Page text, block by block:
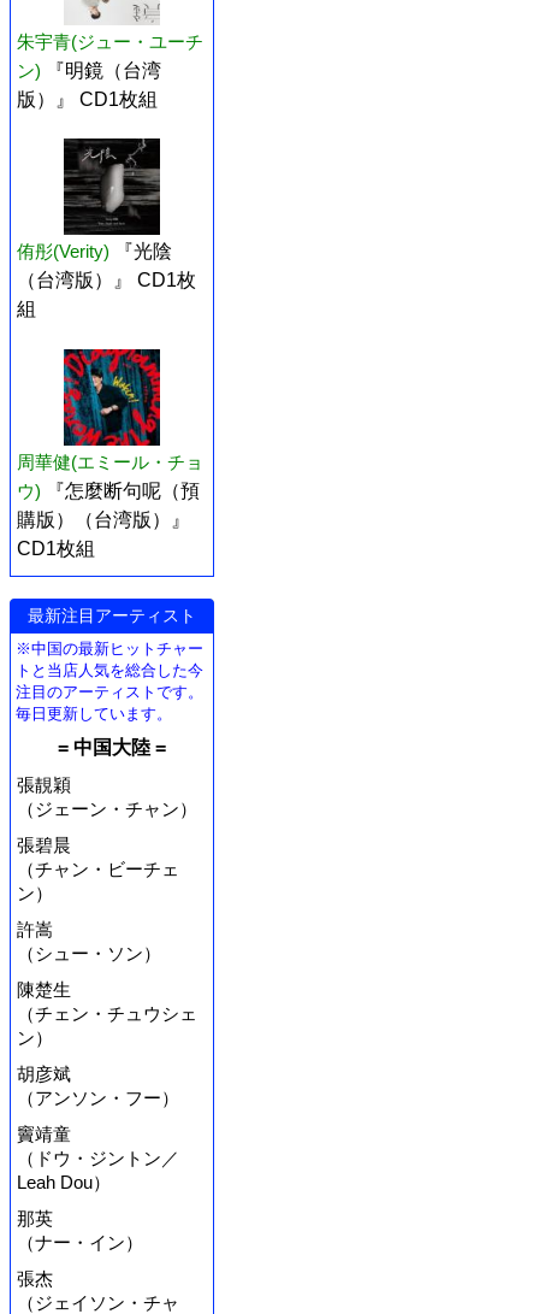
朱宇青(ジュー・ユーチ
ン)
『明鏡（台湾
版）』 CD1枚組
侑彤(Verity)
『光陰
（台湾版）』 CD1枚
組
周華健(エミール・チョ
ウ)
『怎麼断句呢（預
購版）（台湾版）』
CD1枚組
最新注目アーティスト
※中国の最新ヒットチャー
トと当店人気を総合した今
注目のアーティストです。
毎日更新しています。
= 中国大陸 =
張靚穎
（ジェーン・チャン）
張碧晨
（チャン・ビーチェ
ン）
許嵩
（シュー・ソン）
陳楚生
（チェン・チュウシェ
ン）
胡彦斌
（アンソン・フー）
竇靖童
（ドウ・ジントン／
Leah Dou）
那英
（ナー・イン）
張杰
（ジェイソン・チャ